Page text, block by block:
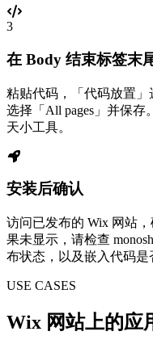
3
在 Body 结束标签末
粘贴代码，「代码放置」
选择「All pages」并保
天小工具。
安装后确认
访问已发布的 Wix 网站
果未显示，请检查
布状态，以及嵌入代码是
USE CASES
Wix 网站上的应